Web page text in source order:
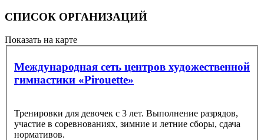
СПИСОК ОРГАНИЗАЦИЙ
Показать на карте
Международная сеть центров художественной
гимнастики «Pirouette»
Тренировки для девочек с 3 лет. Выполнение разрядов,
участие в соревнованиях, зимние и летние сборы, сдача
нормативов.